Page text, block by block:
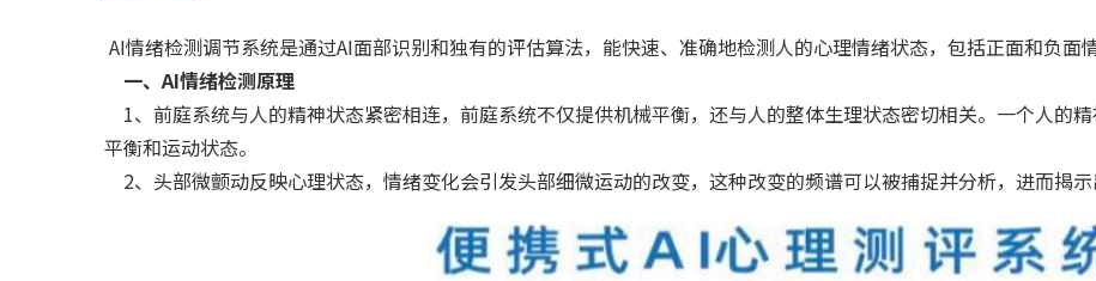
AI情绪检测调节系统是通过AI面部识别和独有的评估算法，能快速、准确地检测人的心理情绪状态，包括正面和负面
一、AI情绪检测原理
1、前庭系统与人的精神状态紧密相连，前庭系统不仅提供机械平衡，还与人的整体生理状态密切相关。一个人的
平衡和运动状态。
2、头部微颤动反映心理状态，情绪变化会引发头部细微运动的改变，这种改变的频谱可以被捕捉并分析，进而揭示